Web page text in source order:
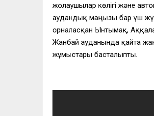
жолаушылар көлігі және
аудандық маңызы бар үш
орналасқан Ынтымақ,
Жанбай ауданында қайта
жұмыстары басталыпты.